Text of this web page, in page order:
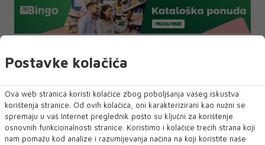
NAJNOVIJE NAJČITANIJE
Postavke kolačića
Ova web stranica koristi kolačiće zbog poboljšanja vašeg iskustva
korištenja stranice. Od ovih kolačića, oni karakterizirani kao nužni se
spremaju u vaš Internet preglednik pošto su ključni za korištenje
osnovnih funkcionalnosti stranice. Koristimo i kolačiće trećih strana koji
nam pomažu kod analize i razumijevanja načina na koji koristite naše